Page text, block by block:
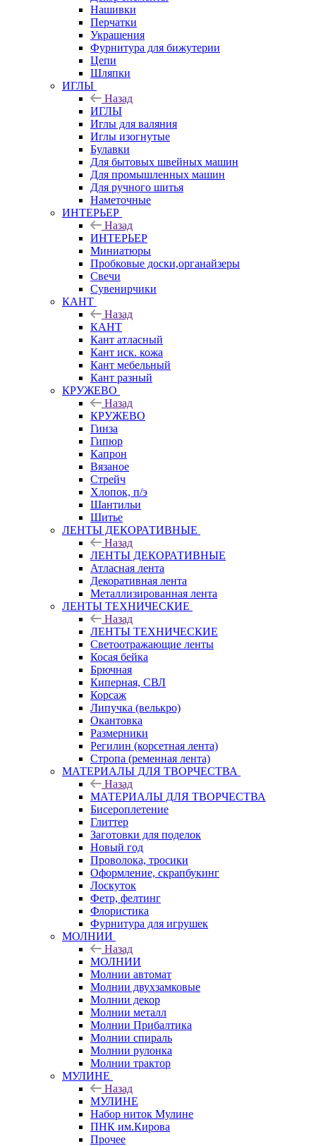
Нашивки
Перчатки
Украшения
Фурнитура для бижутерии
Цепи
Шляпки
ИГЛЫ
Назад
ИГЛЫ
Иглы для валяния
Иглы изогнутые
Булавки
Для бытовых швейных машин
Для промышленных машин
Для ручного шитья
Наметочные
ИНТЕРЬЕР
Назад
ИНТЕРЬЕР
Миниатюры
Пробковые доски,органайзеры
Свечи
Сувенирчики
КАНТ
Назад
КАНТ
Кант атласный
Кант иск. кожа
Кант мебельный
Кант разный
КРУЖЕВО
Назад
КРУЖЕВО
Гинза
Гипюр
Капрон
Вязаное
Стрейч
Хлопок, п/э
Шантильи
Шитье
ЛЕНТЫ ДЕКОРАТИВНЫЕ
Назад
ЛЕНТЫ ДЕКОРАТИВНЫЕ
Атласная лента
Декоративная лента
Металлизированная лента
ЛЕНТЫ ТЕХНИЧЕСКИЕ
Назад
ЛЕНТЫ ТЕХНИЧЕСКИЕ
Светоотражающие ленты
Косая бейка
Брючная
Киперная, СВЛ
Корсаж
Липучка (велькро)
Окантовка
Размерники
Регилин (корсетная лента)
Стропа (ременная лента)
МАТЕРИАЛЫ ДЛЯ ТВОРЧЕСТВА
Назад
МАТЕРИАЛЫ ДЛЯ ТВОРЧЕСТВА
Бисероплетение
Глиттер
Заготовки для поделок
Новый год
Проволока, тросики
Оформление, скрапбукинг
Лоскуток
Фетр, фелтинг
Флористика
Фурнитура для игрушек
МОЛНИИ
Назад
МОЛНИИ
Молнии автомат
Молнии двухзамковые
Молнии декор
Молнии металл
Молнии Прибалтика
Молнии спираль
Молнии рулонка
Молнии трактор
МУЛИНЕ
Назад
МУЛИНЕ
Набор ниток Мулине
ПНК им.Кирова
Прочее